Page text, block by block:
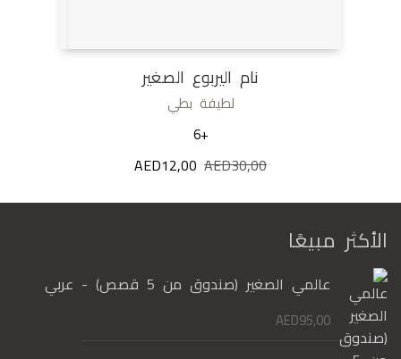
نام اليربوع الصغير
لطيفة بطي
+6
AED30,00
السعر
هو:
AED12,00
السعر
هو:
الأكثر مبيعًا
عالمي الصغير (صندوق من 5 قصص) - عربي
AED95,00